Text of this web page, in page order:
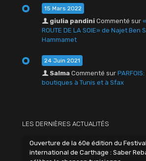
15 Mars 2022
giulia pandini Commenté sur
ROUTE DE LA SOIE» de Najet Ben
Hammamet
24 Juin 2021
Salma Commenté sur
boutiques à Tunis et à Sfax
LES DERNIÈRES ACTUALITÉS
Ouverture de la 60e édition du Festival
international de Carthage : Saber